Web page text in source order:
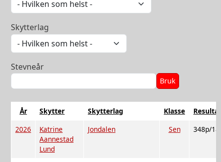
Skytterlag
Stevneår
År Skytter Skytterlag Klasse
Resultat
2026
Katrine
Aannestad
Lund
Jondalen Sen 348p/